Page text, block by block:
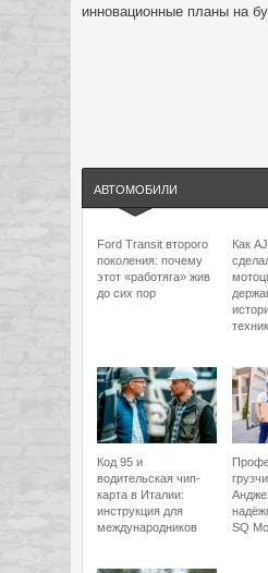
инновационные планы на
АВТОМОБИЛИ
Ford Transit второго
поколения: почему
этот «работяга» жив
до сих пор
Как
Код 95 и
водительская чип-
карта в Италии:
инструкция для
международников
SQ